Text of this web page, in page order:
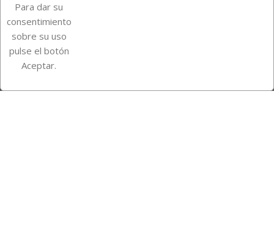
Información de la tienda
InstagramTikTok
Para dar su
consentimiento
sobre su uso
pulse el botón
Aceptar.